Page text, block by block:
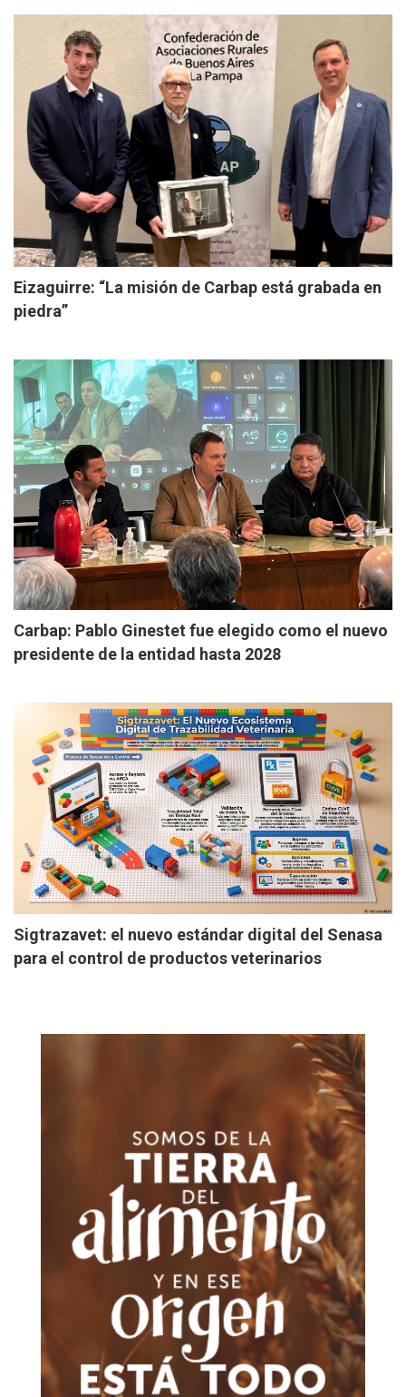
Eizaguirre: “La misión de Carbap está grabada en
piedra”
Carbap: Pablo Ginestet fue elegido como el nuevo
presidente de la entidad hasta 2028
Sigtrazavet: el nuevo estándar digital del Senasa
para el control de productos veterinarios